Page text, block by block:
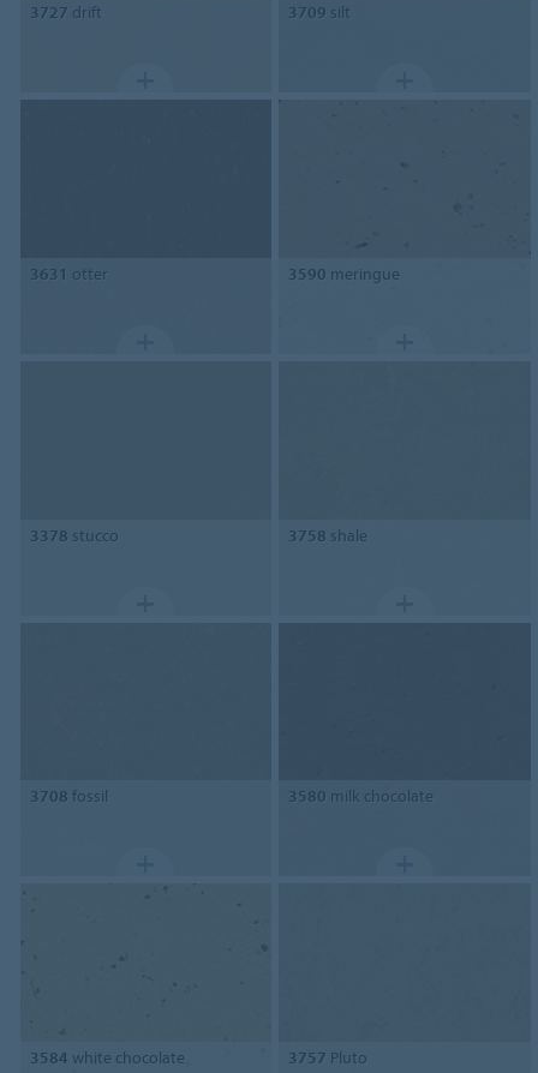
3727 drift 3709 silt
3631 otter 3590 meringue
3378 stucco 3758 shale
3708 fossil 3580 milk chocolate
3584 white chocolate 3757 Pluto